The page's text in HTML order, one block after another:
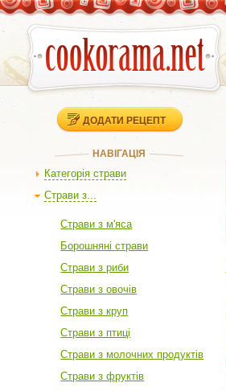
ДОДАТИ РЕЦЕПТ
НАВІГАЦІЯ
Категорія страви
Страви з...
Страви з м'яса
Борошняні страви
Страви з риби
Страви з овочів
Страви з круп
Страви з птиці
Страви з молочних продуктів
Страви з фруктів